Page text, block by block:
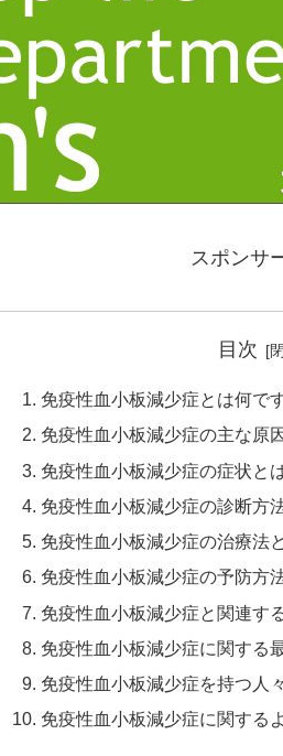
スポンサ
目次
免疫性血小板減少症とは何で
免疫性血小板減少症の主な原
免疫性血小板減少症の症状と
免疫性血小板減少症の診断方
免疫性血小板減少症の治療法
免疫性血小板減少症の予防方
免疫性血小板減少症と関連す
免疫性血小板減少症に関する
免疫性血小板減少症を持つ人
免疫性血小板減少症に関する